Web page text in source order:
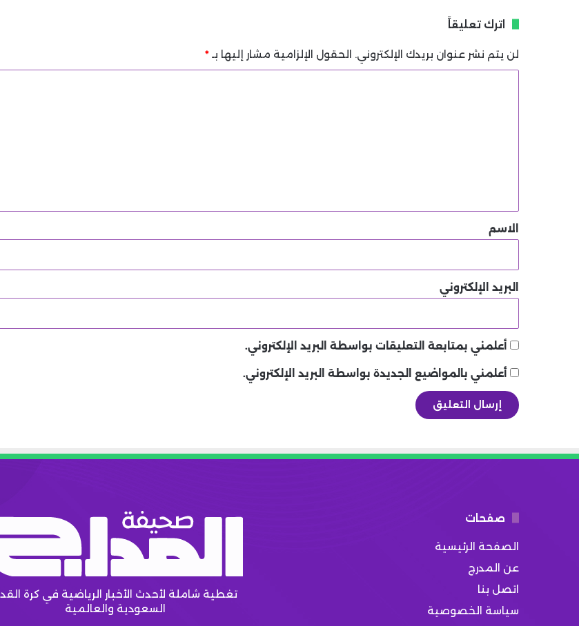
اترك تعليقاً
لن يتم نشر عنوان بريدك الإلكتروني. الحقول الإلزامية مشار إليها بـ *
*الاسم
البريد الإلكتروني
أعلمني بمتابعة التعليقات بواسطة البريد الإلكتروني.
أعلمني بالمواضيع الجديدة بواسطة البريد الإلكتروني.
صفحات
الصفحة الرئيسية
عن المدرج
اتصل بنا
سياسة الخصوصية
تغطية شاملة لأحدث الأخبار الرياضية في كرة
السعودية والعالمية